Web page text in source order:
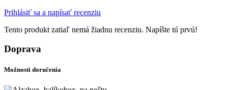
Prihlásiť sa a napísať recenziu
Tento produkt zatiaľ nemá žiadnu recenziu. Napíšte tú prvú!
Doprava
Možnosti doručenia